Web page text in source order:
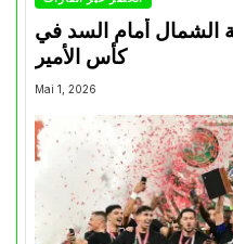
الشمال أمام السد في
كأس الأمير
Mai 1, 2026